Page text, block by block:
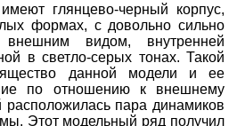
глянцево-черный корпус,
формах, с довольно сильно
внешним видом, внутренней
в светло-серых тонах. Такой
данной модели и ее
по отношению к внешнему
расположилась пара динамиков
Этот модельный ряд получил